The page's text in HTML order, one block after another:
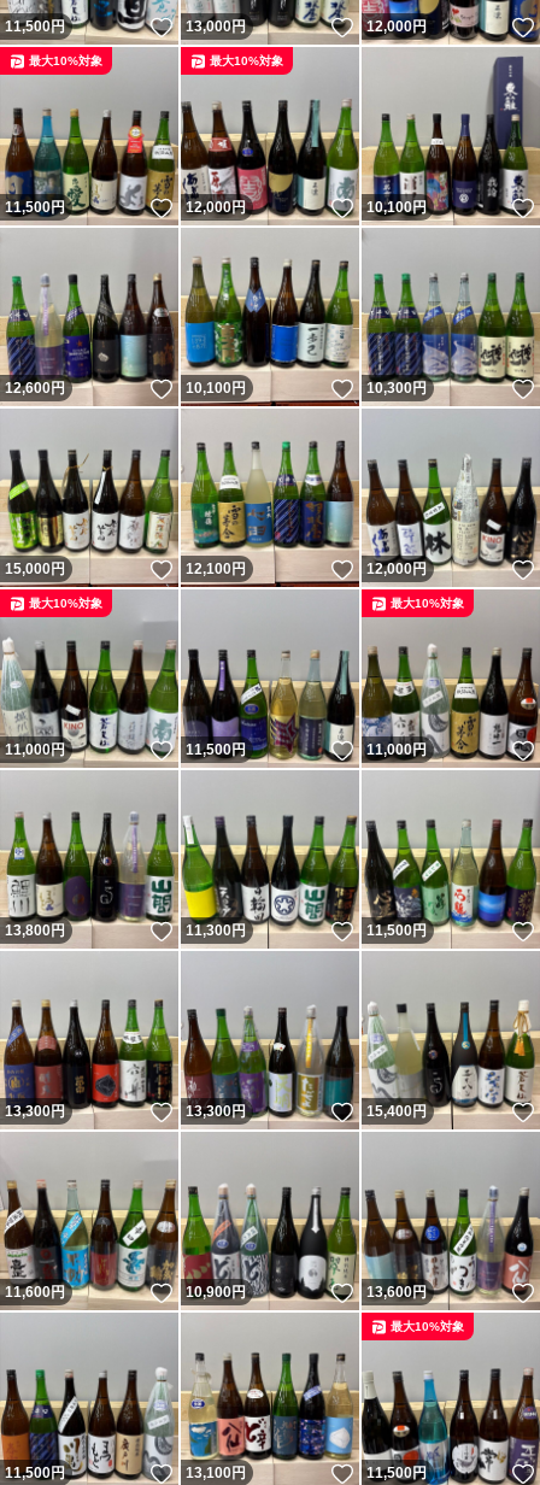
11,500円 いいね！
13,000円 いいね！
12,000円
11,500円 いいね！
最大10%対象
12,000円 いいね！
最大10%対象
10,100円
12,600円 いいね！
10,100円 いいね！
10,300円
15,000円 いいね！
12,100円 いいね！
12,000円
11,000円 いいね！
最大10%対象
11,500円 いいね！
11,000円
最大10%対象
13,800円 いいね！
11,300円 いいね！
11,500円
13,300円 いいね！
13,300円 いいね！
15,400円
11,600円 いいね！
10,900円 いいね！
13,600円
11,500円 いいね！
13,100円 いいね！
11,500円
最大10%対象